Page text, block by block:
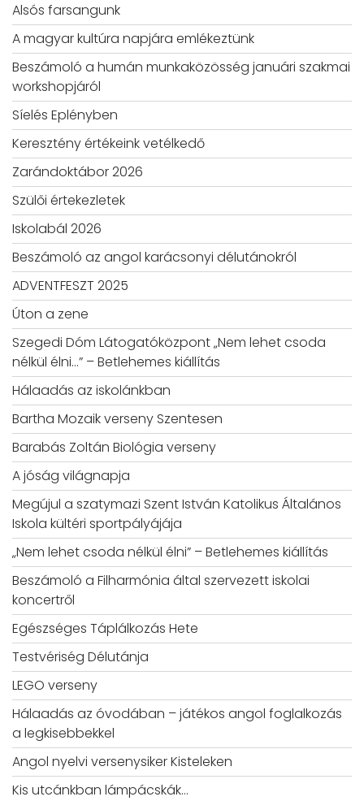
Alsós farsangunk
A magyar kultúra napjára emlékeztünk
Beszámoló a humán munkaközösség januári szakmai
workshopjáról
Síelés Eplényben
Keresztény értékeink vetélkedő
Zarándoktábor 2026
Szülői értekezletek
Iskolabál 2026
Beszámoló az angol karácsonyi délutánokról
ADVENTFESZT 2025
Úton a zene
Szegedi Dóm Látogatóközpont „Nem lehet csoda
nélkül élni…” – Betlehemes kiállítás
Hálaadás az iskolánkban
Bartha Mozaik verseny Szentesen
Barabás Zoltán Biológia verseny
A jóság világnapja
Megújul a szatymazi Szent István Katolikus Általános
Iskola kültéri sportpályájája
„Nem lehet csoda nélkül élni” – Betlehemes kiállítás
Beszámoló a Filharmónia által szervezett iskolai
koncertről
Egészséges Táplálkozás Hete
Testvériség Délutánja
LEGO verseny
Hálaadás az óvodában – játékos angol foglalkozás
a legkisebbekkel
Angol nyelvi versenysiker Kisteleken
Kis utcánkban lámpácskák…